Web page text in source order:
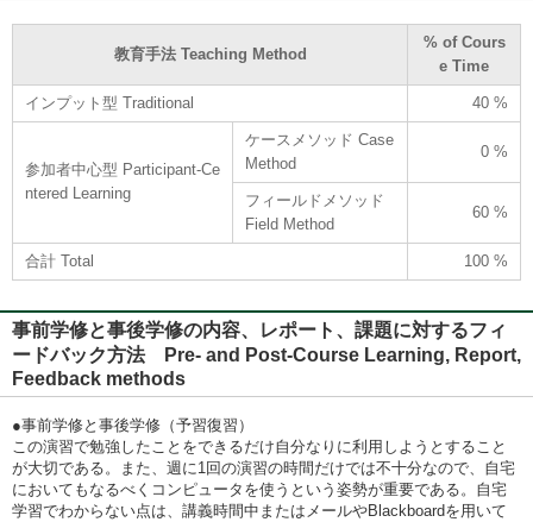
教育手法 Teaching Method
% of Cours
e Time
インプット型 Traditional 40 %
参加者中心型 Participant-Ce
ntered Learning
ケースメソッド Case
Method
0 %
フィールドメソッド
Field Method
60 %
合計 Total 100 %
事前学修と事後学修の内容、レポート、課題に対するフィ
ードバック方法 Pre- and Post-Course Learning, Report,
Feedback methods
●事前学修と事後学修（予習復習）
この演習で勉強したことをできるだけ自分なりに利用しようとすること
が大切である。また、週に1回の演習の時間だけでは不十分なので、自宅
においてもなるべくコンピュータを使うという姿勢が重要である。自宅
学習でわからない点は、講義時間中またはメールやBlackboardを用いて